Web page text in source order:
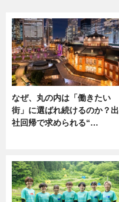
なぜ、丸の内は「働きたい
街」に選ばれ続けるのか？出
社回帰で求められる“…